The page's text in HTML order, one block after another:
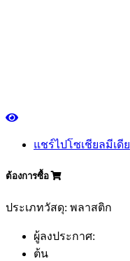
แชร์ไปโซเชียลมีเดีย
ต้องการซื้อ
ประเภทวัสดุ: พลาสติก
ผู้ลงประกาศ:
ต้น